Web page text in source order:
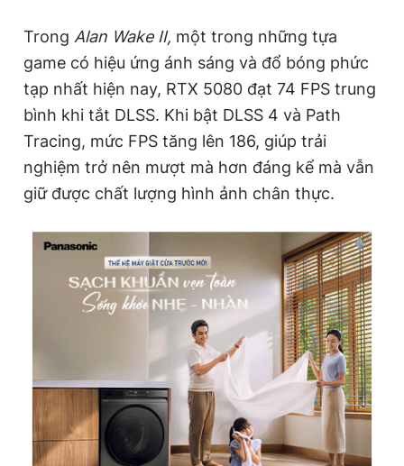
Trong Alan Wake II, một trong những tựa
game có hiệu ứng ánh sáng và đổ bóng phức
tạp nhất hiện nay, RTX 5080 đạt 74 FPS trung
bình khi tắt DLSS. Khi bật DLSS 4 và Path
Tracing, mức FPS tăng lên 186, giúp trải
nghiệm trở nên mượt mà hơn đáng kể mà vẫn
giữ được chất lượng hình ảnh chân thực.